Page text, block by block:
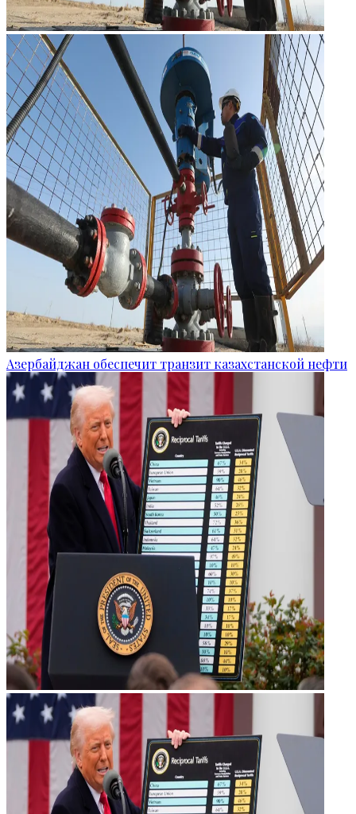
Азербайджан обеспечит транзит казахстанской нефти